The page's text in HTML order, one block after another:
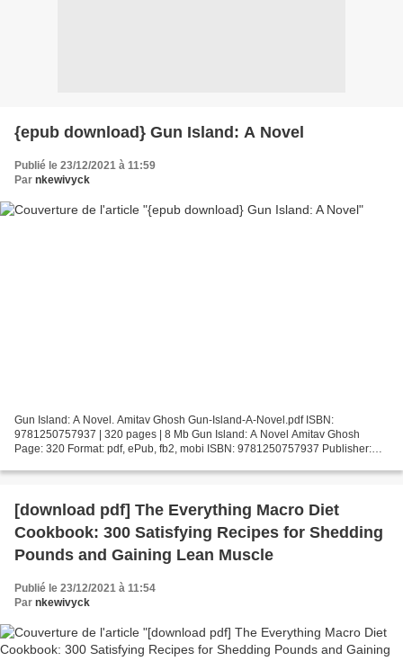
{epub download} Gun Island: A Novel
Publié le 23/12/2021 à 11:59
Par nkewivyck
Gun Island: A Novel. Amitav Ghosh Gun-Island-A-Novel.pdf ISBN:
9781250757937 | 320 pages | 8 Mb Gun Island: A Novel Amitav Ghosh
Page: 320 Format: pdf, ePub, fb2, mobi ISBN: 9781250757937 Publisher:
[download pdf] The Everything Macro Diet
Cookbook: 300 Satisfying Recipes for Shedding
Pounds and Gaining Lean Muscle
Publié le 23/12/2021 à 11:54
Par nkewivyck